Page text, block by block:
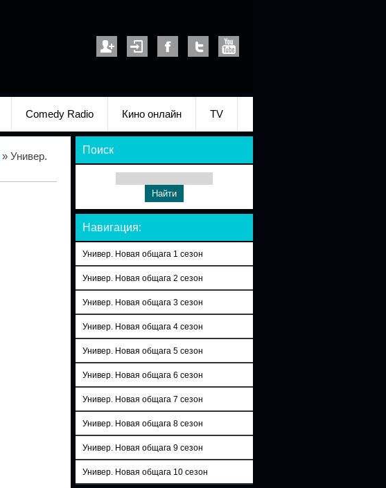
Comedy Radio Кино онлайн TV
» Универ.
Поиск
Навигация:
Универ. Новая общага 1 сезон
Универ. Новая общага 2 сезон
Универ. Новая общага 3 сезон
Универ. Новая общага 4 сезон
Универ. Новая общага 5 сезон
Универ. Новая общага 6 сезон
Универ. Новая общага 7 сезон
Универ. Новая общага 8 сезон
Универ. Новая общага 9 сезон
Универ. Новая общага 10 сезон